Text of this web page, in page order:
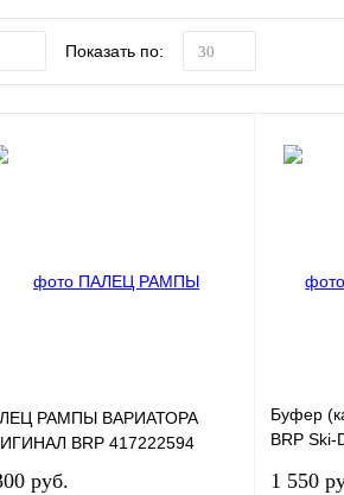
Показать по: 30
РАМПЫ ВАРИАТОРА
BRP 417222594
руб.
Буфер
BRP
1 550